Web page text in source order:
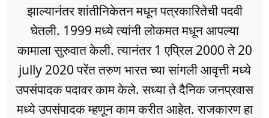
झाल्यानंतर शांतीनिकेतन मधून पत्रकारितेची पदवी
घेतली. 1999 मध्ये त्यांनी लोकमत मधून आपल्या
कामाला सुरुवात केली. त्यानंतर 1 एप्रिल 2000 ते 20
jully 2020 परेंत तरुण भारत च्या सांगली आवृत्ती मध्ये
उपसंपादक पदावर काम केले. सध्या ते दैनिक जनप्रवास
मध्ये उपसंपादक म्हणून काम करीत आहेत. राजकारण हा